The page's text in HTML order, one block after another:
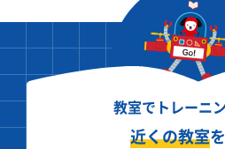
教室でトレーニ
近くの教室